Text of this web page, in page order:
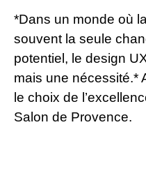
*Dans un monde où
souvent la seule
potentiel, le design
mais une nécessité.*
le choix de
Salon de Provence.